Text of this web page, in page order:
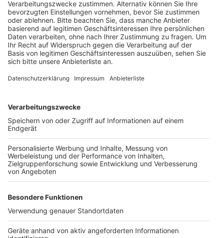
Die Siegerehrung ist dann für Samstagabend geplant.
Unter anderem wird der Stadtmeister oder die
Stadtmeisterin gekürt, es gibt eine Schulwertung und
zum Schluss wird dann noch der Mondscheinpokal
verliehen.
©Radio Erft
Anzeige
Weitere Themen von Rhein und Erft
Baustelle auf der A1/A61 sorgt für Unmut bei
Autofahrern
Hilfe für Bäume im Brühler Schlosspark